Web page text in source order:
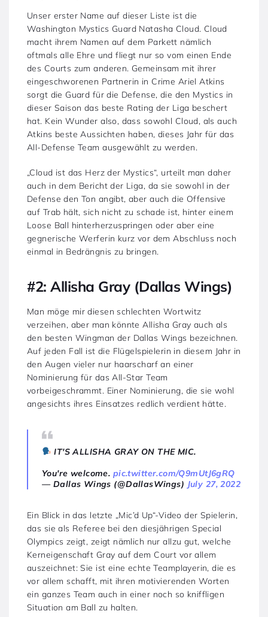
Unser erster Name auf dieser Liste ist die
Washington Mystics Guard Natasha Cloud. Cloud
macht ihrem Namen auf dem Parkett nämlich
oftmals alle Ehre und fliegt nur so vom einen Ende
des Courts zum anderen. Gemeinsam mit ihrer
eingeschworenen Partnerin in Crime Ariel Atkins
sorgt die Guard für die Defense, die den Mystics in
dieser Saison das beste Rating der Liga beschert
hat. Kein Wunder also, dass sowohl Cloud, als auch
Atkins beste Aussichten haben, dieses Jahr für das
All-Defense Team ausgewählt zu werden.
„Cloud ist das Herz der Mystics“, urteilt man daher
auch in dem Bericht der Liga, da sie sowohl in der
Defense den Ton angibt, aber auch die Offensive
auf Trab hält, sich nicht zu schade ist, hinter einem
Loose Ball hinterherzuspringen oder aber eine
gegnerische Werferin kurz vor dem Abschluss noch
einmal in Bedrängnis zu bringen.
#2: Allisha Gray (Dallas Wings)
Man möge mir diesen schlechten Wortwitz
verzeihen, aber man könnte Allisha Gray auch als
den besten Wingman der Dallas Wings bezeichnen.
Auf jeden Fall ist die Flügelspielerin in diesem Jahr in
den Augen vieler nur haarscharf an einer
Nominierung für das All-Star Team
vorbeigeschrammt. Einer Nominierung, die sie wohl
angesichts ihres Einsatzes redlich verdient hätte.
IT'S ALLISHA GRAY ON THE MIC.
You're welcome. pic.twitter.com/Q9mUtJ6gRQ
— Dallas Wings (@DallasWings) July 27, 2022
Ein Blick in das letzte „Mic’d Up“-Video der Spielerin,
das sie als Referee bei den diesjährigen Special
Olympics zeigt, zeigt nämlich nur allzu gut, welche
Kerneigenschaft Gray auf dem Court vor allem
auszeichnet: Sie ist eine echte Teamplayerin, die es
vor allem schafft, mit ihren motivierenden Worten
ein ganzes Team auch in einer noch so kniffligen
Situation am Ball zu halten.